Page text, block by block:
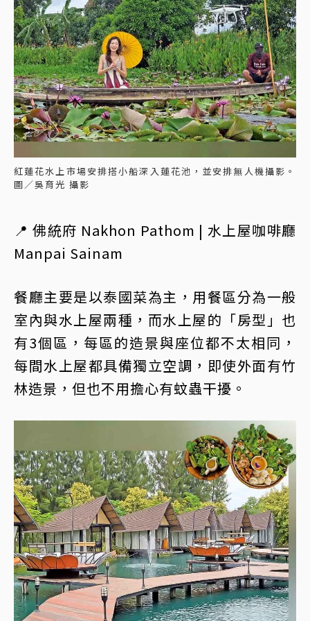
紅蓮花水上市場安排搭小船深入蓮花池，並安排無人機攝影。
圖／吳育光 攝影
📍 佛統府 Nakhon Pathom | 水上屋咖啡廳
Manpai Sainam
餐廳主要是以泰國菜為主，用餐區分為一般
室內與水上屋兩種，而水上屋的「房型」也
有3個區，每區的造景與座位都不太相同，
每間水上屋都具備獨立空調，即使外面有竹
林造景，但也不用擔心有蚊蟲干擾。